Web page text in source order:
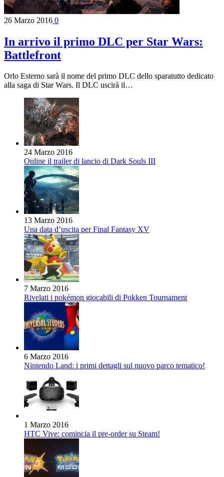
26 Marzo 2016 0
In arrivo il primo DLC per Star Wars:
Battlefront
Orlo Esterno sarà il nome del primo DLC dello sparatutto dedicato
alla saga di Star Wars. Il DLC uscirà il…
24 Marzo 2016
Online il trailer di lancio di Dark Souls III
13 Marzo 2016
Una data d’uscita per Final Fantasy XV
7 Marzo 2016
Rivelati i pokémon giocabili di Pokken Tournament
6 Marzo 2016
Nintendo Land: i primi dettagli sul nuovo parco tematico!
1 Marzo 2016
HTC Vive: comincia il pre-order su Steam!